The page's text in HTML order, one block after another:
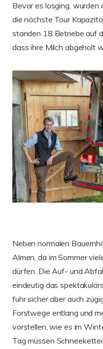
Bevor es losging,
die nächste Tour
standen 18 Betriebe auf
dass ihre Milch abgeholt
Neben normalen
Almen, da im Sommer
dürfen. Die Auf- und
eindeutig das
fuhr sicher aber auch
Forstwege entlang und
vorstellen, wie es im
Tag müssen